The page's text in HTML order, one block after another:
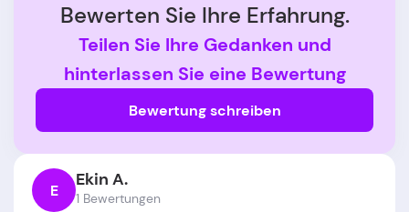
Bewerten Sie Ihre Erfahrung.
Teilen Sie Ihre Gedanken und
hinterlassen Sie eine Bewertung
Bewertung schreiben
E Ekin A.
1 Bewertungen